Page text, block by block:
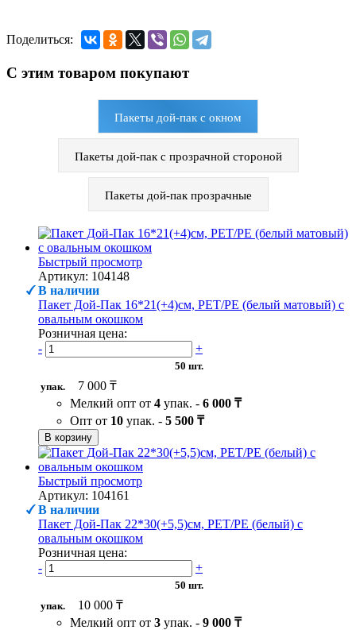
Поделиться:
С этим товаром покупают
Пакеты дой-пак с окном
Пакеты дой-пак с прозрачной стороной
Пакеты дой-пак прозрачные
Быстрый просмотр
Артикул: 104148
В наличии
Пакет Дой-Пак 16*21(+4)см, PET/PE (белый матовый) с
овальным окошком
Розничная цена:
-
+
50 шт.
упак.
7 000 ₸
Мелкий опт от 4 упак. - 6 000 ₸
Опт от 10 упак. - 5 500 ₸
В корзину
Быстрый просмотр
Артикул: 104161
В наличии
Пакет Дой-Пак 22*30(+5,5)см, PET/PE (белый) с
овальным окошком
Розничная цена:
-
+
50 шт.
упак.
10 000 ₸
Мелкий опт от 3 упак. - 9 000 ₸